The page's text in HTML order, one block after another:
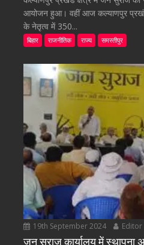
आयोजन हुआ। वहीं आज कल्याणपुर प्रखंड
के नेतृत्व में 350...
बिहार राजनीतिक राज्य समस्तीपुर
19th September 2024 Editor
जन सुराज कार्यालय में